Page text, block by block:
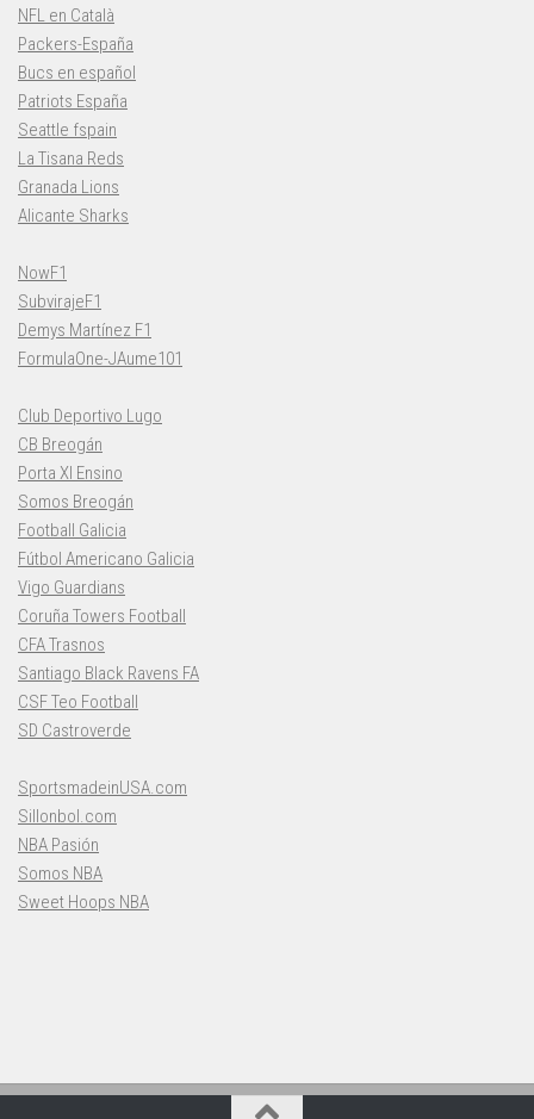
NFL en Català
Packers-España
Bucs en español
Patriots España
Seattle fspain
La Tisana Reds
Granada Lions
Alicante Sharks
NowF1
SubvirajeF1
Demys Martínez F1
FormulaOne-JAume101
Club Deportivo Lugo
CB Breogán
Porta XI Ensino
Somos Breogán
Football Galicia
Fútbol Americano Galicia
Vigo Guardians
Coruña Towers Football
CFA Trasnos
Santiago Black Ravens FA
CSF Teo Football
SD Castroverde
SportsmadeinUSA.com
Sillonbol.com
NBA Pasión
Somos NBA
Sweet Hoops NBA